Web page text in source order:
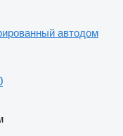
автодом